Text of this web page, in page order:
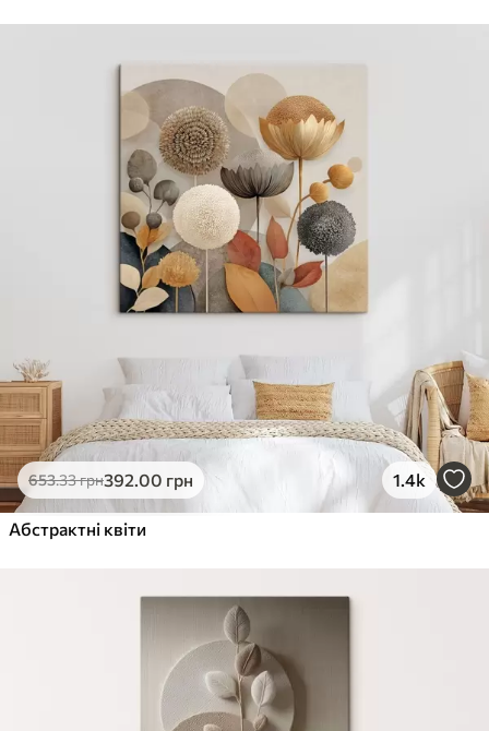
Від290.00грн
Яскраві, насичені кольори
Стійкість до вицвітання
Безпечне чорнило без запаху
Поверхня з текстурою полотна
Екологічний матеріал
грн
Яскраві, насичені кольори
Стійкість до вицвітання
✓ Поверхня з текстурою полотна
✗ Екологічний матеріал
Еко-Преміум
.00грн
✓Яскраві, насичені кольори
Поверхня з текстурою полотна
653.33грн392.00 грн 1.4k
Абстрактні квіти